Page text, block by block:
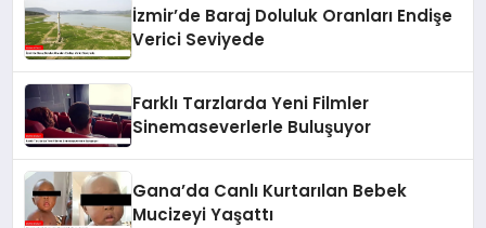
İzmir’de Baraj Doluluk Oranları Endişe
Verici Seviyede
Farklı Tarzlarda Yeni Filmler
Sinemaseverlerle Buluşuyor
Gana’da Canlı Kurtarılan Bebek
Mucizeyi Yaşattı